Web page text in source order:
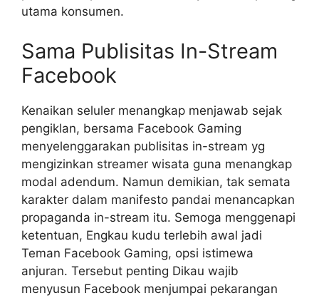
utama konsumen.
Sama Publisitas In-Stream
Facebook
Kenaikan seluler menangkap menjawab sejak
pengiklan, bersama Facebook Gaming
menyelenggarakan publisitas in-stream yg
mengizinkan streamer wisata guna menangkap
modal adendum. Namun demikian, tak semata
karakter dalam manifesto pandai menancapkan
propaganda in-stream itu. Semoga menggenapi
ketentuan, Engkau kudu terlebih awal jadi
Teman Facebook Gaming, opsi istimewa
anjuran. Tersebut penting Dikau wajib
menyusun Facebook menjumpai pekarangan